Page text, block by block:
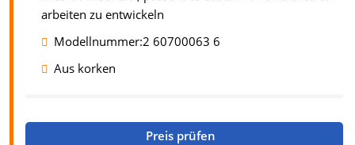
arbeiten zu entwickeln
Modellnummer:2 60700063 6
Aus korken
Preis prüfen